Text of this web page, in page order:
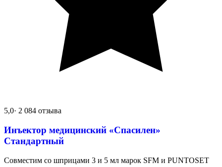
5,0· 2 084 отзыва
Инъектор медицинский «Спасилен»
Стандартный
Совместим со шприцами 3 и 5 мл марок SFM и PUNTOSET